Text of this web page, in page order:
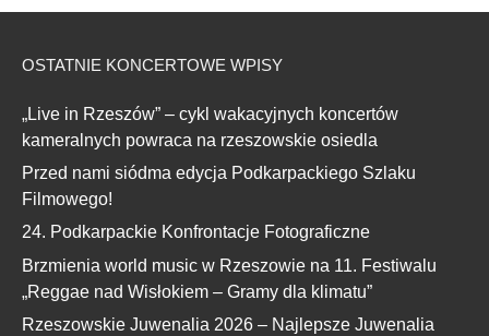
OSTATNIE KONCERTOWE WPISY
„Live in Rzeszów” – cykl wakacyjnych koncertów
kameralnych powraca na rzeszowskie osiedla
Przed nami siódma edycja Podkarpackiego Szlaku
Filmowego!
24. Podkarpackie Konfrontacje Fotograficzne
Brzmienia world music w Rzeszowie na 11. Festiwalu
„Reggae nad Wisłokiem – Gramy dla klimatu”
Rzeszowskie Juwenalia 2026 – Najlepsze Juwenalia